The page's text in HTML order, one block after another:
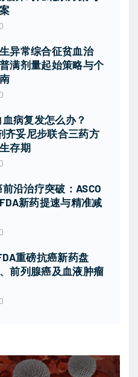
异常综合征贫血治
满剂量起始策略与个
血病复发怎么办？
齐妥尼步联合三药方
存期
沿治疗突破：ASCO
新药提速与精准减
重磅抗癌新药盘
前列腺癌及血液肿瘤